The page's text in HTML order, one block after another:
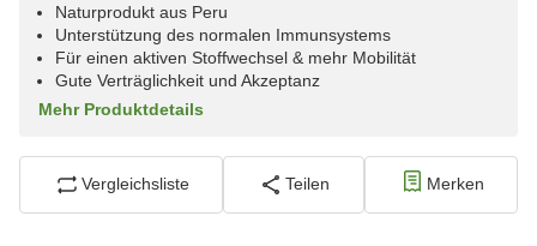
Naturprodukt aus Peru
Unterstützung des normalen Immunsystems
Für einen aktiven Stoffwechsel & mehr Mobilität
Gute Verträglichkeit und Akzeptanz
Mehr Produktdetails
Vergleichsliste Teilen Merken